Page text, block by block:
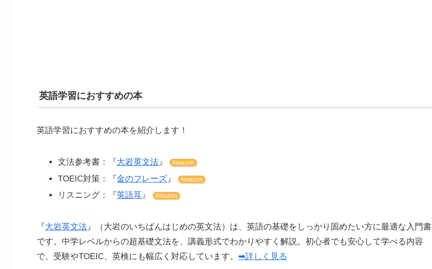
英語学習におすすめの本
英語学習におすすめの本を紹介します！
文法参考書：『 大岩英文法』 Amazon
TOEIC対策：『金のフレーズ 』 Amazon
リスニング：『英語耳』 Amazon
『 大岩英文法』（大岩のいちばんはじめの英文法）は、英語の基礎をしっかり固めたい方に最適な入門書
です。中学レベルからの超基礎文法を、講義形式でわかりやすく解説。初心者でも安心して学べる内容
で、受験やTOEIC、英検にも幅広く対応しています。 ➡詳しく見る